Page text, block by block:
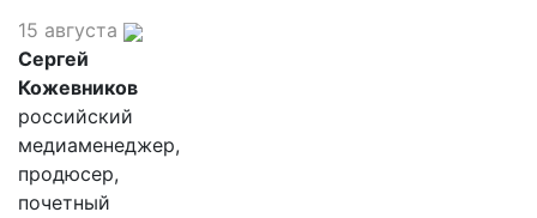
15 августа
Сергей
Кожевников
российский
медиаменеджер,
продюсер,
почетный